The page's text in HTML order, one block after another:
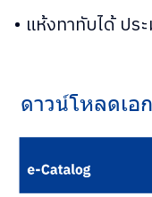
• แห้งทาทับได้ ปร
ดาวน์โหลดเอ